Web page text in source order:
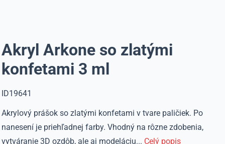
Akryl Arkone so zlatými
konfetami 3 ml
ID19641
Akrylový prášok so zlatými konfetami v tvare paličiek. Po
nanesení je priehľadnej farby. Vhodný na rôzne zdobenia,
vytváranie 3D ozdôb, ale aj modeláciu... Celý popis